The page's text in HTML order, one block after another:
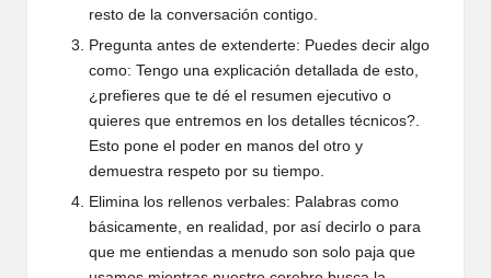
resto de la conversación contigo.
Pregunta antes de extenderte: Puedes decir algo
como: Tengo una explicación detallada de esto,
¿prefieres que te dé el resumen ejecutivo o
quieres que entremos en los detalles técnicos?.
Esto pone el poder en manos del otro y
demuestra respeto por su tiempo.
Elimina los rellenos verbales: Palabras como
básicamente, en realidad, por así decirlo o para
que me entiendas a menudo son solo paja que